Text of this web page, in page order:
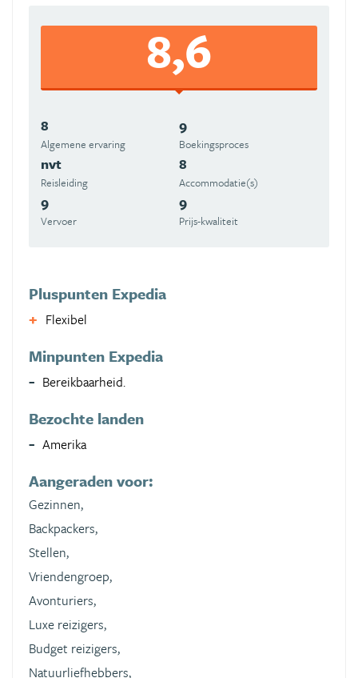
8,6
8
Algemene ervaring
9
Boekingsproces
nvt
Reisleiding
8
Accommodatie(s)
9
Vervoer
9
Prijs-kwaliteit
Pluspunten Expedia
Flexibel
Minpunten Expedia
Bereikbaarheid.
Bezochte landen
Amerika
Aangeraden voor:
Gezinnen,
Backpackers,
Stellen,
Vriendengroep,
Avonturiers,
Luxe reizigers,
Budget reizigers,
Natuurliefhebbers,